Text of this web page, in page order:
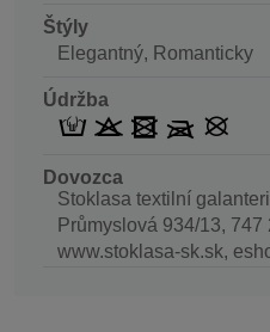
Štýly
Elegantný, Romanticky
Údržba
Dovozca
Stoklasa textilní
Průmyslová 934/13,
www.stoklasa-sk.sk,